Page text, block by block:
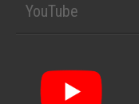
YouTube